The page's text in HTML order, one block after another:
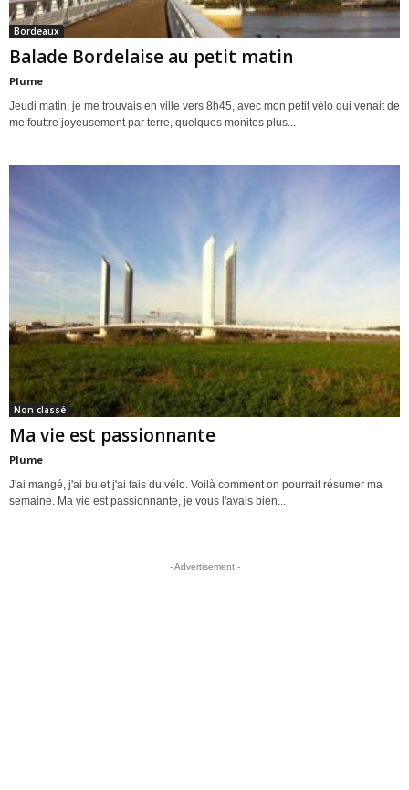
Bordeaux
Balade Bordelaise au petit matin
Plume
Jeudi matin, je me trouvais en ville vers 8h45, avec mon petit vélo qui venait de
me fouttre joyeusement par terre, quelques monites plus...
Non classé
Ma vie est passionnante
Plume
J'ai mangé, j'ai bu et j'ai fais du vélo. Voilà comment on pourrait résumer ma
semaine. Ma vie est passionnante, je vous l'avais bien...
- Advertisement -